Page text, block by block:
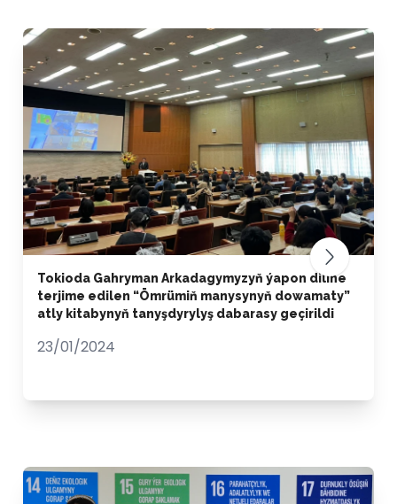
Tokioda Gahryman Arkadagymyzyň ýapon diline
terjime edilen “Ömrümiň manysynyň dowamaty”
atly kitabynyň tanyşdyrylyş dabarasy geçirildi
23/01/2024